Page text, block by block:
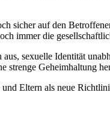
sicher auf den
immer die
sexuelle Identität
strenge Geheimhaltung
Eltern als neue